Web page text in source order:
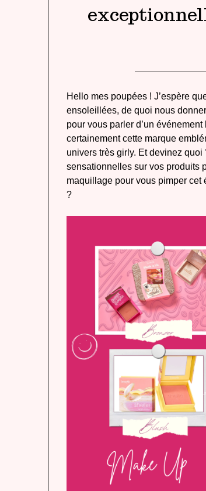
Hello mes poupées ! J’espère
ensoleillées, de quoi nous
pour vous parler d’un
certainement cette marque
univers très girly. Et devinez quoi
sensationnelles sur vos produits
maquillage pour vous pimper cet
?